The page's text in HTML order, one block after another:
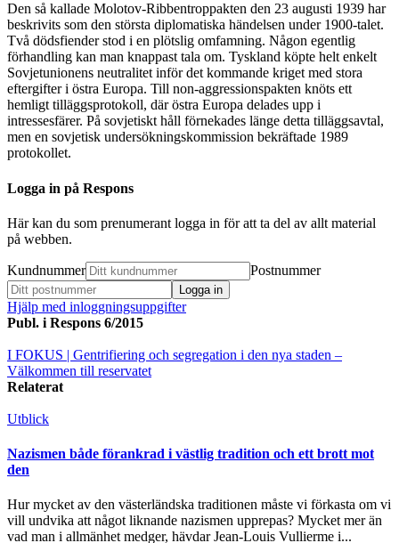
Den så kallade Molotov-Ribbentroppakten den 23 augusti 1939 har
beskrivits som den största diplomatiska händelsen under 1900-talet.
Två dödsfiender stod i en plötslig omfamning. Någon egentlig
förhandling kan man knappast tala om. Tyskland köpte helt enkelt
Sovjetunionens neutralitet inför det kommande kriget med stora
eftergifter i östra Europa. Till non-aggressionspakten knöts ett
hemligt tilläggsprotokoll, där östra Europa delades upp i
intressesfärer. På sovjetiskt håll förnekades länge detta tilläggsavtal,
men en sovjetisk undersökningskommission bekräftade 1989
protokollet.
Logga in på Respons
Här kan du som prenumerant logga in för att ta del av allt material
på webben.
Kundnummer Postnummer
Hjälp med inloggningsuppgifter
Publ. i Respons 6/2015
I FOKUS | Gentrifiering och segregation i den nya staden –
Välkommen till reservatet
Relaterat
Utblick
Nazismen både förankrad i västlig tradition och ett brott mot
den
Hur mycket av den västerländska traditionen måste vi förkasta om vi
vill undvika att något liknande nazismen upprepas? Mycket mer än
vad man i allmänhet medger, hävdar Jean-Louis Vullierme i...